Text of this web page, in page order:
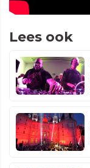
Lees ook